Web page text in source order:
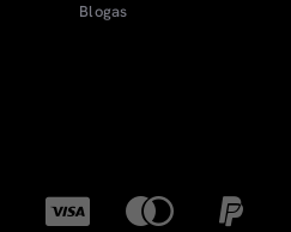
Blogas